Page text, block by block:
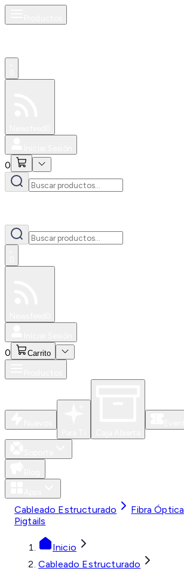
0
0 Carrito
Cableado Estructurado Fibra Óptica
Pigtails
Inicio
Cableado Estructurado